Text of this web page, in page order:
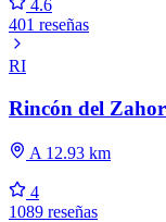
4.6
401 reseñas
RI
Rincón del
A 12.93 km
4
1089 reseñas